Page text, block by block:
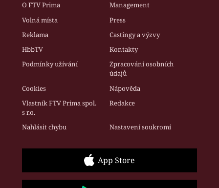
O FTV Prima
Management
Volná místa
Press
Reklama
Castingy a výzvy
HbbTV
Kontakty
Podmínky užívání
Zpracování osobních
údajů
Cookies
Nápověda
Vlastník FTV Prima spol.
s r.o.
Redakce
Nahlásit chybu Nastavení soukromí
App Store